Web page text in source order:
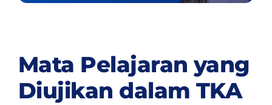
Mata Pelajaran yang
Diujikan dalam TKA